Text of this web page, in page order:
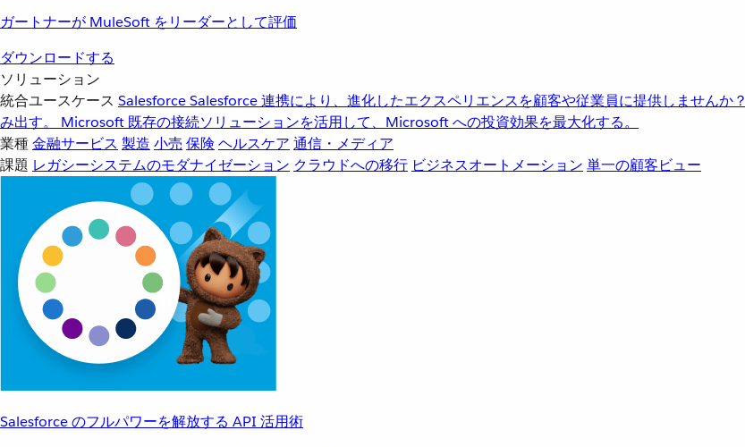
ガートナーが MuleSoft をリーダーとして評価
ダウンロードする
ソリューション
統合ユースケース SalesforceSalesforce 連携により、進化したエクスペリエンスを顧客や従業員に提供しませんか？
み出す。
Microsoft 既存の接続ソリューションを活用して、Microsoft への投資効果を最大化する。
業種金融サービス 製造 小売 保険 ヘルスケア 通信・メディア
課題 レガシーシステムのモダナイゼーション クラウドへの移行 ビジネスオートメーション 単一の顧客ビュー
Salesforce のフルパワーを解放する API 活用術